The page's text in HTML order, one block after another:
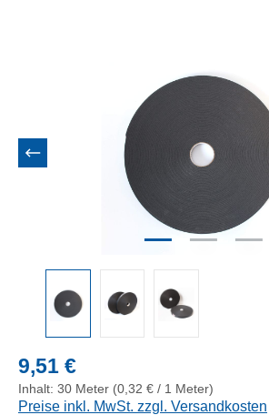
Regulärer Preis:
9,51 €
Inhalt: 30 Meter (0,32 € / 1 Meter)
Preise inkl. MwSt. zzgl. Versandkosten